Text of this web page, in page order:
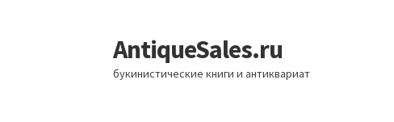
Перейти
к
навигации
Перейти
к
содержимому
AntiqueSales.ru
букинистические книги и антиквариат